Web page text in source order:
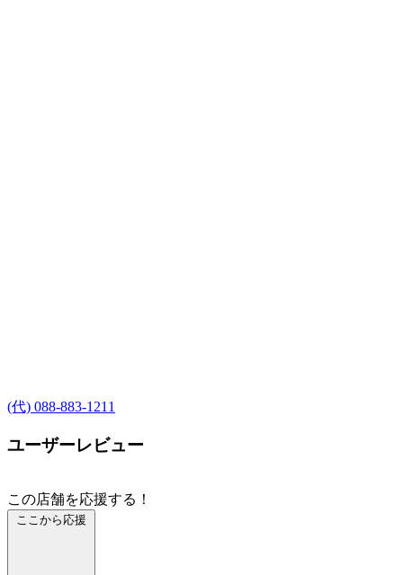
(代) 088-883-1211
ユーザーレビュー
この店舗を応援する！
ここから応援